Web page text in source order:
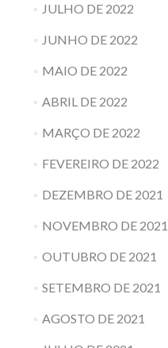
JULHO DE 2022
JUNHO DE 2022
MAIO DE 2022
ABRIL DE 2022
MARÇO DE 2022
FEVEREIRO DE 2022
DEZEMBRO DE 2021
NOVEMBRO DE 2021
OUTUBRO DE 2021
SETEMBRO DE 2021
AGOSTO DE 2021